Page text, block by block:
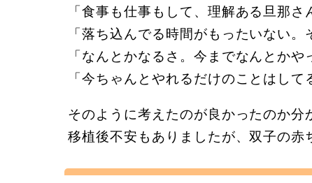
「食事も仕事もして、理解ある旦那
「落ち込んでる時間がもったいない
「なんとかなるさ。今までなんとかや
「今ちゃんとやれるだけのことはして
そのように考えたのが良かったのか分
移植後不安もありましたが、双子の赤